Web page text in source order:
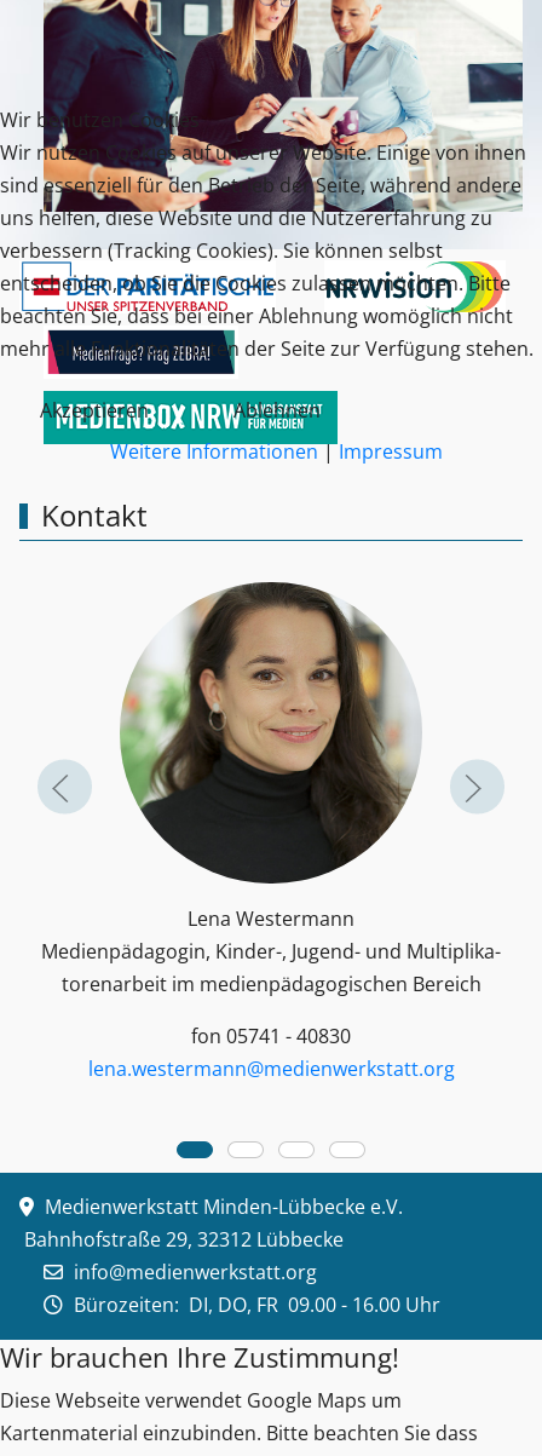
Kontakt
Lena Westermann
Medienpädagogin, Kinder-, Jugend- und Multiplika­
toren­arbeit im medienpädagogischen Bereich
fon 05741 - 40830
lena.westermann@medienwerkstatt.org
Medienwerkstatt Minden-Lübbecke e.V.
Bahnhofstraße 29, 32312 Lübbecke
info@medienwerkstatt.org
Bürozeiten: DI, DO, FR 09.00 - 16.00 Uhr
Wir brauchen Ihre Zustimmung!
Diese Webseite verwendet Google Maps um
Kartenmaterial einzubinden. Bitte beachten Sie dass
Wir benutzen Cookies
Wir nutzen Cookies auf unserer Website. Einige von ihnen
sind essenziell für den Betrieb der Seite, während andere
uns helfen, diese Website und die Nutzererfahrung zu
verbessern (Tracking Cookies). Sie können selbst
entscheiden, ob Sie die Cookies zulassen möchten. Bitte
beachten Sie, dass bei einer Ablehnung womöglich nicht
mehr alle Funktionalitäten der Seite zur Verfügung stehen.
Akzeptieren
Ablehnen
Weitere Informationen|Impressum